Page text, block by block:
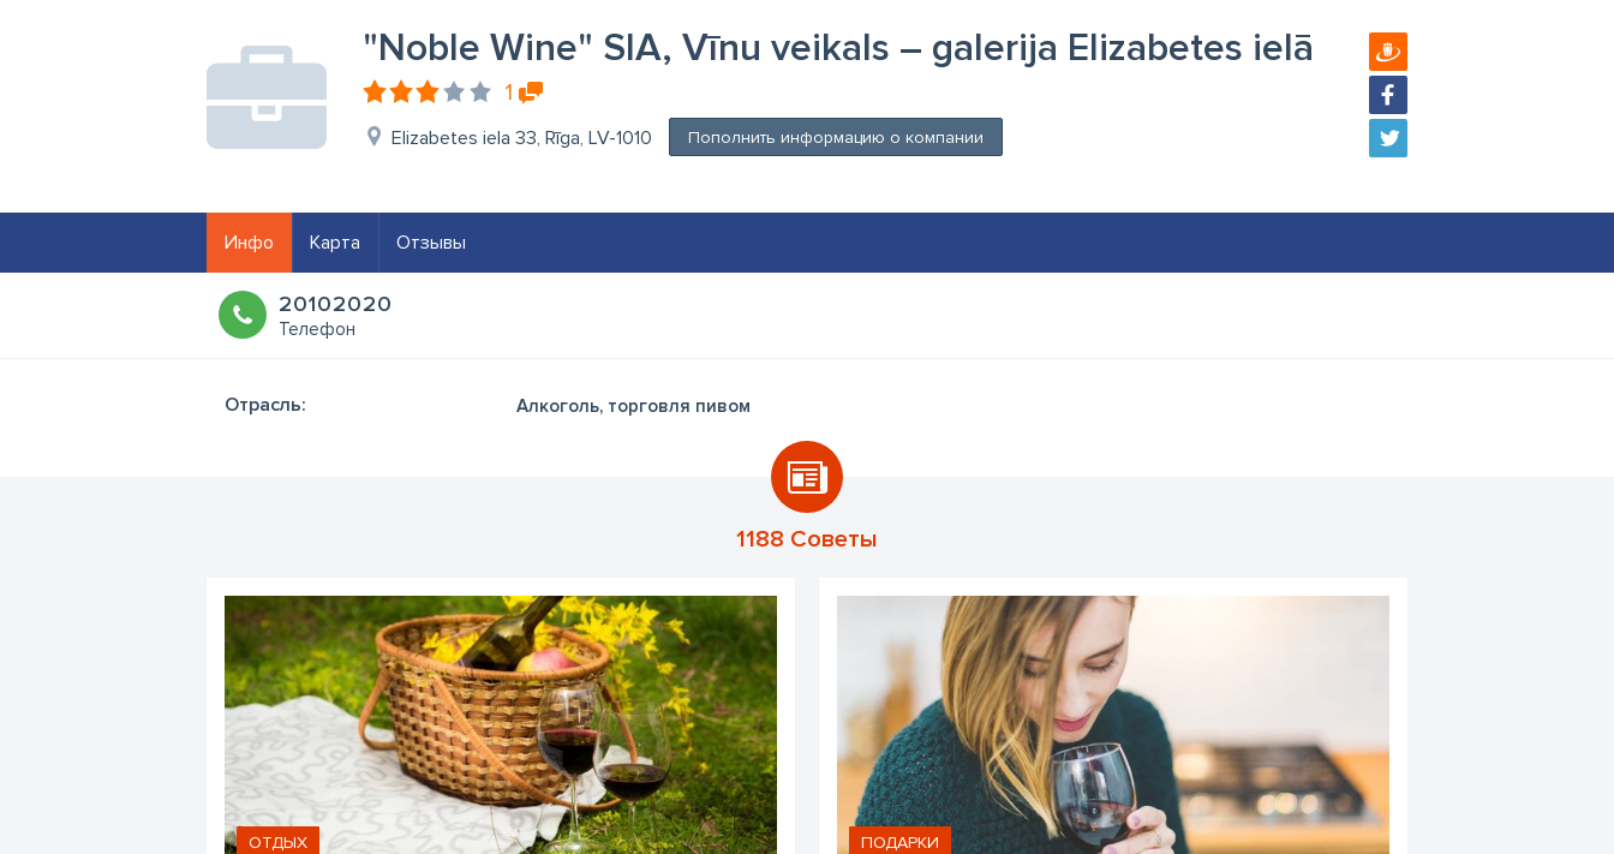
"Noble Wine" SIA, Vīnu veikals – galerija Elizabetes ielā
1
Elizabetes iela 33, Rīga, LV-1010 Пополнить информацию о компании
Инфо Карта Отзывы
20102020
Телефон
Отрасль: Алкоголь, торговля пивом
1188 Советы
ОТДЫХ ПОДАРКИ